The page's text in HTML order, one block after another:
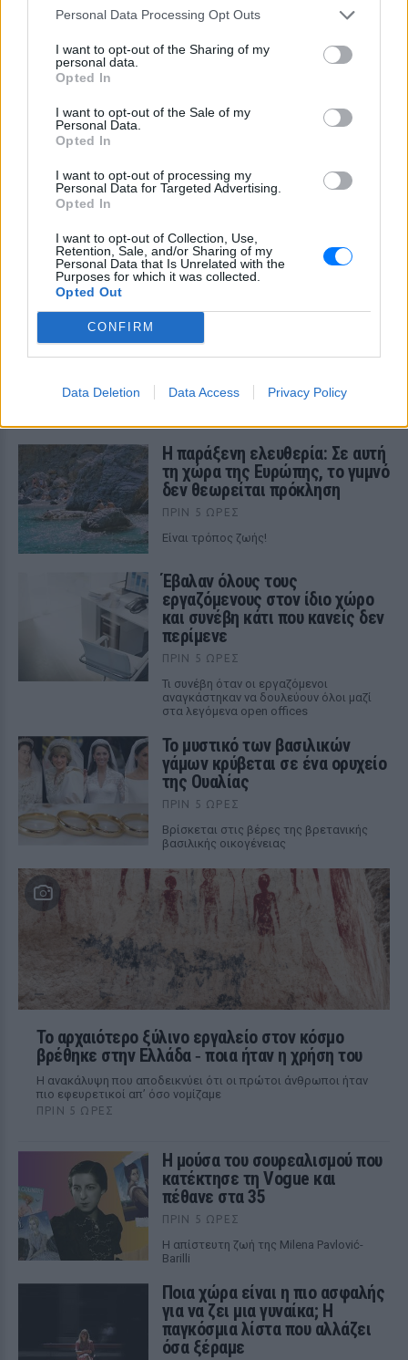
Personal Data Processing Opt Outs
I want to opt-out of the Sharing of my
personal data.
Opted In
I want to opt-out of the Sale of my
Personal Data.
Opted In
I want to opt-out of processing my
Personal Data for Targeted Advertising.
Opted In
I want to opt-out of Collection, Use,
Retention, Sale, and/or Sharing of my
Personal Data that Is Unrelated with the
Purposes for which it was collected.
Opted Out
CONFIRM
Data Deletion Data Access Privacy Policy
ΔΕΙΤΕ ΕΠΙΣΗΣ
Η παράξενη ελευθερία: Σε αυτή
τη χώρα της Ευρώπης, το γuμνό
δεν θεωρείται πρόκληση
ΠΡΙΝ 5 ΏΡΕΣ
Είναι τρόπος ζωής!
Έβαλαν όλους τους
εργαζόμενους στον ίδιο χώρο
και συνέβη κάτι που κανείς δεν
περίμενε
ΠΡΙΝ 5 ΏΡΕΣ
Τι συνέβη όταν οι εργαζόμενοι
αναγκάστηκαν να δουλεύουν όλοι μαζί
στα λεγόμενα open offices
Το μυστικό των βασιλικών
γάμων κρύβεται σε ένα ορυχείο
της Ουαλίας
ΠΡΙΝ 5 ΏΡΕΣ
Βρίσκεται στις βέρες της βρετανικής
βασιλικής οικογένειας
Το αρχαιότερο ξύλινο εργαλείο στον κόσμο
βρέθηκε στην Ελλάδα ‑ ποια ήταν η χρήση του
Η ανακάλυψη που αποδεικνύει ότι οι πρώτοι άνθρωποι ήταν
πιο εφευρετικοί απ’ όσο νομίζαμε
ΠΡΙΝ 5 ΏΡΕΣ
Η μούσα του σουρεαλισμού που
κατέκτησε τη Vogue και
πέθανε στα 35
ΠΡΙΝ 5 ΏΡΕΣ
Η απίστευτη ζωή της Milena Pavlović-
Barilli
Ποια χώρα είναι η πιο ασφαλής
για να ζει μια γυναίκα; Η
παγκόσμια λίστα που αλλάζει
όσα ξέραμε